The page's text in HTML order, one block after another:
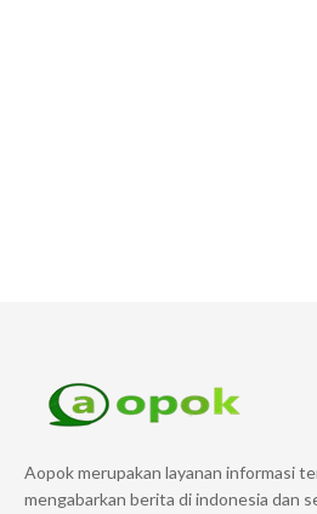
Aopok merupakan layanan informasi
mengabarkan berita di indonesia dan